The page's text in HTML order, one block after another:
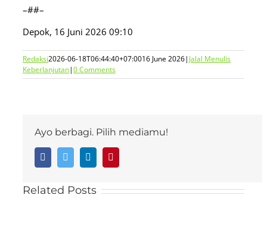
–##–
Depok, 16 Juni 2026 09:10
Redaksi2026-06-18T06:44:40+07:0016 June 2026| Jalal Menulis
Keberlanjutan|0 Comments
Ayo berbagi. Pilih mediamu!
FacebookTwitter LinkedIn
Related Posts